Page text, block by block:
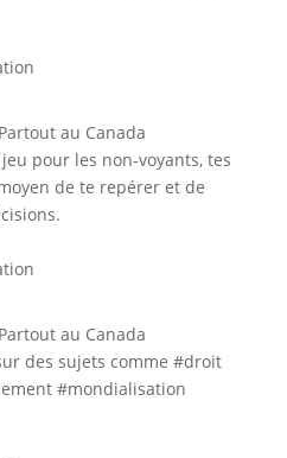
Partout au Canada
pour les non-voyants, tes
de te repérer et de
Partout au Canada
des sujets comme #droit
#mondialisation